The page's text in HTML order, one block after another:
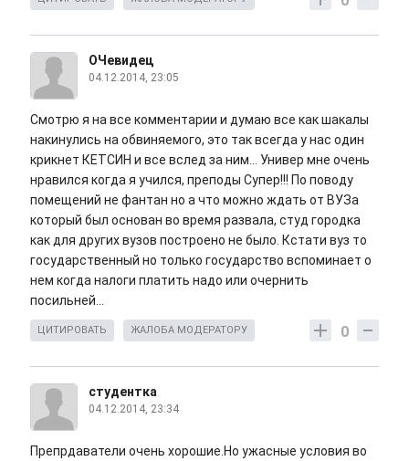
ОЧевидец
04.12.2014, 23:05
Смотрю я на все комментарии и думаю все как шакалы
накинулись на обвиняемого, это так всегда у нас один
крикнет КЕТСИН и все вслед за ним... Универ мне очень
нравился когда я учился, преподы Супер!!! По поводу
помещений не фантан но а что можно ждать от ВУЗа
который был основан во время развала, студ городка
как для других вузов построено не было. Кстати вуз то
государственный но только государство вспоминает о
нем когда налоги платить надо или очернить
посильней...
0
ЦИТИРОВАТЬ ЖАЛОБА МОДЕРАТОРУ
студентка
04.12.2014, 23:34
Препрдаватели очень хорошие.Но ужасные условия во